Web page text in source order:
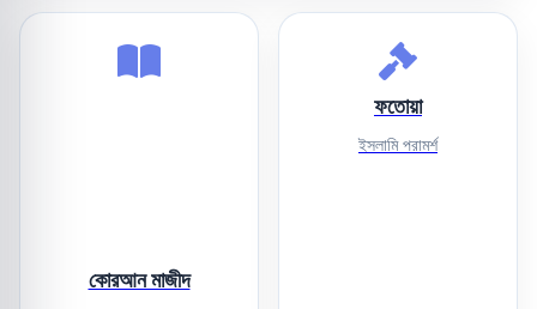
কোরআন মাজীদ
ফতোয়া
ইসলামি পরামর্শ